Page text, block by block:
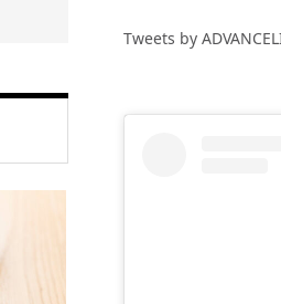
Tweets by